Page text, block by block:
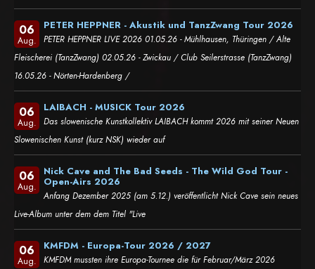
06
Aug.
PETER HEPPNER - Akustik und TanzZwang Tour 2026
PETER HEPPNER LIVE 2026 01.05.26 - Mühlhausen, Thüringen / Alte
Fleischerei (TanzZwang) 02.05.26 - Zwickau / Club Seilerstrasse (TanzZwang)
16.05.26 - Nörten-Hardenberg /
06
Aug.
LAIBACH - MUSICK Tour 2026
Das slowenische Kunstkollektiv LAIBACH kommt 2026 mit seiner Neuen
Slowenischen Kunst (kurz NSK) wieder auf
06
Aug.
Nick Cave and The Bad Seeds - The Wild God Tour -
Open-Airs 2026
Anfang Dezember 2025 (am 5.12.) veröffentlicht Nick Cave sein neues
Live-Album unter dem dem Titel "Live
06
Aug.
KMFDM - Europa-Tour 2026 / 2027
KMFDM mussten ihre Europa-Tournee die für Februar/März 2026